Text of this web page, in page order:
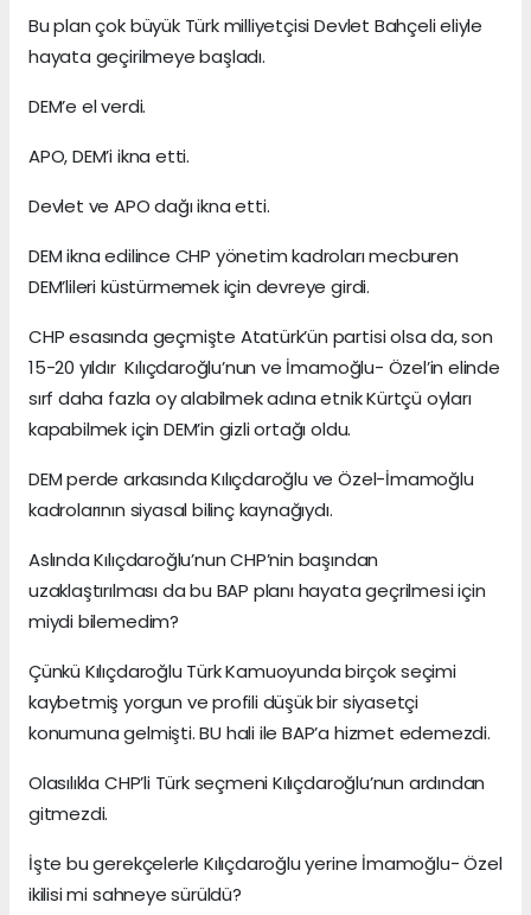
Bu plan çok büyük Türk milliyetçisi Devlet Bahçeli eliyle
hayata geçirilmeye başladı.
DEM’e el verdi.
APO, DEM’i ikna etti.
Devlet ve APO dağı ikna etti.
DEM ikna edilince CHP yönetim kadroları mecburen
DEM’lileri küstürmemek için devreye girdi.
CHP esasında geçmişte Atatürk’ün partisi olsa da, son
15-20 yıldır Kılıçdaroğlu’nun ve İmamoğlu- Özel’in elinde
sırf daha fazla oy alabilmek adına etnik Kürtçü oyları
kapabilmek için DEM’in gizli ortağı oldu.
DEM perde arkasında Kılıçdaroğlu ve Özel-İmamoğlu
kadrolarının siyasal bilinç kaynağıydı.
Aslında Kılıçdaroğlu’nun CHP’nin başından
uzaklaştırılması da bu BAP planı hayata geçrilmesi için
miydi bilemedim?
Çünkü Kılıçdaroğlu Türk Kamuoyunda birçok seçimi
kaybetmiş yorgun ve profili düşük bir siyasetçi
konumuna gelmişti. BU hali ile BAP’a hizmet edemezdi.
Olasılıkla CHP’li Türk seçmeni Kılıçdaroğlu’nun ardından
gitmezdi.
İşte bu gerekçelerle Kılıçdaroğlu yerine İmamoğlu- Özel
ikilisi mi sahneye sürüldü?